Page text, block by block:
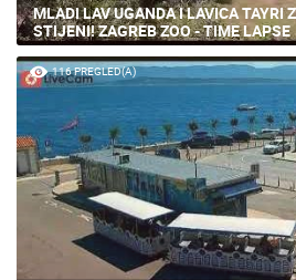
MLADI LAV UGANDA I LAVICA TAYRI
STIJENI! ZAGREB ZOO - TIME LAPSE
116 PREGLED(A)